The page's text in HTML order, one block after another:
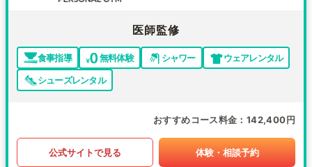
医師監修
食事指導 無料体験 シャワー
ウェアレンタル
シューズレンタル
おすすめコース料金 142,400円
公式サイトで見る 体験・相談予約